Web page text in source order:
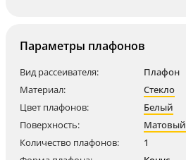
Параметры плафонов
Вид рассеивателя:
Плафон
Материал:
Стекло
Цвет плафонов:
Белый
Поверхность:
Матовый
Количество плафонов:
1